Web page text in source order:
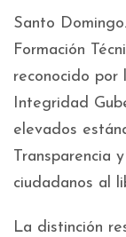
Santo
Formación
reconocido por
Integridad
elevados
Transparencia
ciudadanos al
La distinción